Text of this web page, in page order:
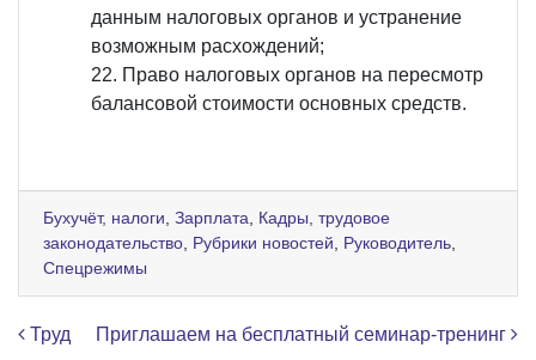
данным налоговых органов и устранение
возможным расхождений;
Право налоговых органов на пересмотр
балансовой стоимости основных средств.
Бухучёт, налоги Зарплата
Кадры, трудовое
законодательство Рубрики новостей Руководитель
Спецрежимы
Навигация по записям
Труд Приглашаем на бесплатный семинар-тренинг